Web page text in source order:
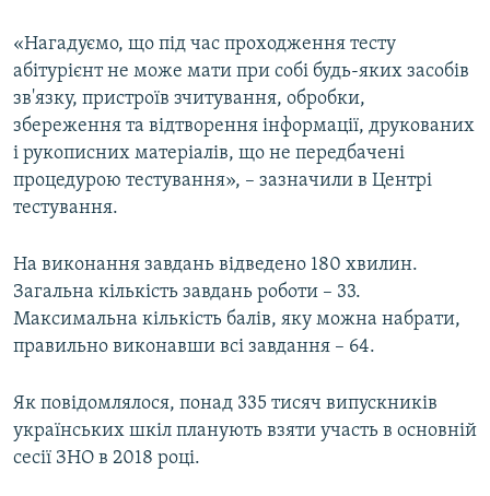
«Нагадуємо, що під час проходження тесту
абітурієнт не може мати при собі будь-яких засобів
зв'язку, пристроїв зчитування, обробки,
збереження та відтворення інформації, друкованих
і рукописних матеріалів, що не передбачені
процедурою тестування», – зазначили в Центрі
тестування.
На виконання завдань відведено 180 хвилин.
Загальна кількість завдань роботи – 33.
Максимальна кількість балів, яку можна набрати,
правильно виконавши всі завдання – 64.
Як повідомлялося, понад 335 тисяч випускників
українських шкіл планують взяти участь в основній
сесії ЗНО в 2018 році.